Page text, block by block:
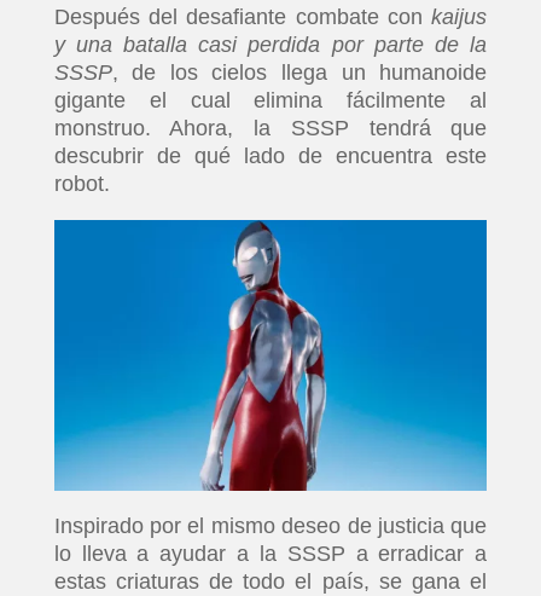
Después del desafiante combate conkaijus
y una batalla casi perdida por parte de la
SSSP, de los cielos llega un humanoide
gigante el cual elimina fácilmente al
monstruo. Ahora, la SSSP tendrá que
descubrir de qué lado de encuentra este
robot.
Inspirado por el mismo deseo de justicia que
lo lleva a ayudar a la SSSP a erradicar a
estas criaturas de todo el país, se gana el